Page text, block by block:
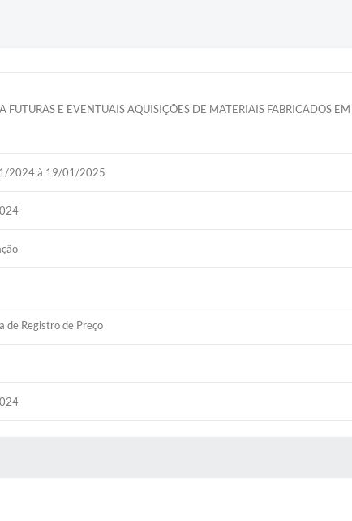
E EVENTUAIS AQUISIÇÕES DE MATERIAIS FABRICADOS
2024 à 19/01/2025
de Registro de Preço